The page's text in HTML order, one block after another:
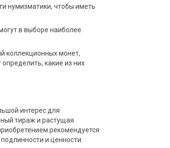
нумизматики, чтобы иметь
в выборе наиболее
коллекционных монет,
какие из них
интерес для
тираж и растущая
рекомендуется
и ценности.